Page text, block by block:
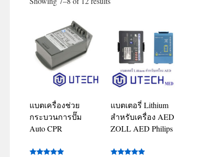
แบตเครื่องช่วย
กระบวนการปั๊ม
Auto CPR
แบตเตอรี่ Lithium
สำหรับเครื่อง AED
ZOLL AED Philips